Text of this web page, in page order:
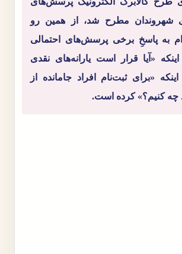
شهروندان مطرح شد، از همین رو
به پاسخِ برخی پرسش‌های احتمالی
«آیا قرار است یارانه‌های نقدی
«برای ثبت‌نام افراد جامانده از
چه کنیم؟» کرده است.